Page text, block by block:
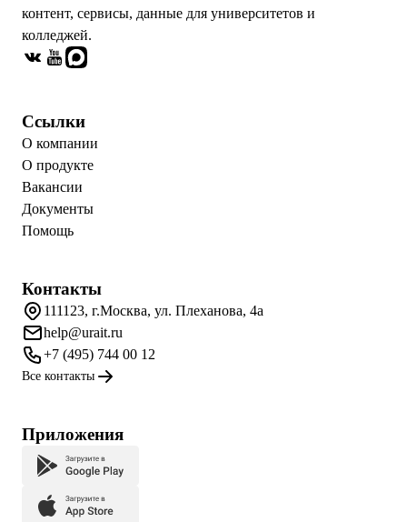
контент, сервисы, данные для университетов и
колледжей.
Ссылки
О компании
О продукте
Вакансии
Документы
Помощь
Контакты
111123, г.Москва, ул. Плеханова, 4а
help@urait.ru
+7 (495) 744 00 12
Все контакты
Приложения